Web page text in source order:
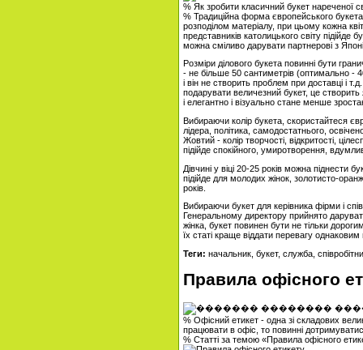
% Як зробити класичний букет нареченої
% Традиційна форма європейського букета
розподілом матеріалу, при цьому кожна
представників католицького світу
можна сміливо дарувати партнерові з
Розміри ділового букета повинні бути
- не більше 50 сантиметрів (оптимально -
і він не створить проблем при доставці і
подарувати величезний букет, це
і елегантно і візуально стане менше
Вибираючи колір букета, скористайтеся
лідера, політика, самодостатнього,
Жовтий - колір творчості, відкритості,
підійде спокійного, умиротворення,
Дівчині у віці 20-25 років можна
підійде для молодих жінок, золотисто-
років.
Вибираючи букет для керівника фірми і
Генеральному директору прийнято
жінка, букет повинен бути не тільки
їх статі краще віддати перевагу однаковим
Теги: начальник, букет, служба,
Правила офісного
% Офісний етикет - одна зі складових
працювати в офіс, то повинні
% Статті за темою «Правила офісного